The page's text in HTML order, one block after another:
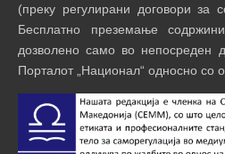
(преку регулирани договори за
Бесплатно преземање
дозволено само во непосреден
Порталот „Национал“ односно со